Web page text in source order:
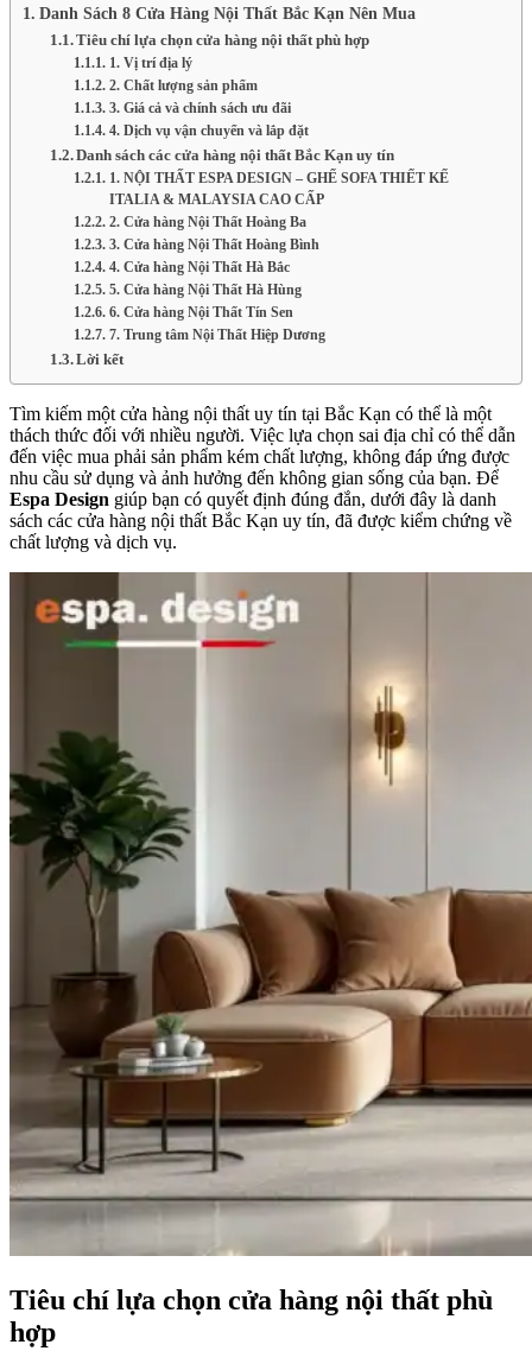
Danh Sách 8 Cửa Hàng Nội Thất Bắc Kạn Nên Mua
Tiêu chí lựa chọn cửa hàng nội thất phù hợp
1. Vị trí địa lý
2. Chất lượng sản phẩm
3. Giá cả và chính sách ưu đãi
4. Dịch vụ vận chuyển và lắp đặt
Danh sách các cửa hàng nội thất Bắc Kạn uy tín
1. NỘI THẤT ESPA DESIGN – GHẾ SOFA THIẾT KẾ
ITALIA & MALAYSIA CAO CẤP
2. Cửa hàng Nội Thất Hoàng Ba
3. Cửa hàng Nội Thất Hoàng Bình
4. Cửa hàng Nội Thất Hà Bắc
5. Cửa hàng Nội Thất Hà Hùng
6. Cửa hàng Nội Thất Tín Sen
7. Trung tâm Nội Thất Hiệp Dương
Lời kết
Tìm kiếm một cửa hàng nội thất uy tín tại Bắc Kạn có thể là một
thách thức đối với nhiều người. Việc lựa chọn sai địa chỉ có thể dẫn
đến việc mua phải sản phẩm kém chất lượng, không đáp ứng được
nhu cầu sử dụng và ảnh hưởng đến không gian sống của bạn. Để
Espa Design giúp bạn có quyết định đúng đắn, dưới đây là danh
sách các cửa hàng nội thất Bắc Kạn uy tín, đã được kiểm chứng về
chất lượng và dịch vụ.
Tiêu chí lựa chọn cửa hàng nội thất phù
hợp